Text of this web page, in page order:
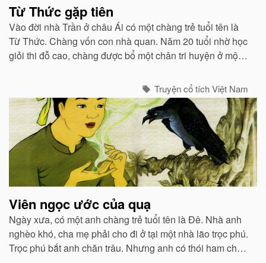
Từ Thức gặp tiên
Vào đời nhà Trần ở châu Ái có một chàng trẻ tuổi tên là
Từ Thức. Chàng vốn con nhà quan. Năm 20 tuổi nhờ học
giỏi thi đỗ cao, chàng được bổ một chân tri huyện ở một
Truyện cổ tích Việt Nam
Viên ngọc ước của quạ
Ngày xưa, có một anh chàng trẻ tuổi tên là Đê. Nhà anh
nghèo khó, cha mẹ phải cho đi ở tại một nhà lão trọc phú.
Trọc phú bắt anh chăn trâu. Nhưng anh có thói ham chơi